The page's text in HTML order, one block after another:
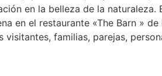
en la belleza de la naturaleza.
en el restaurante «The Barn » de
familias, parejas,